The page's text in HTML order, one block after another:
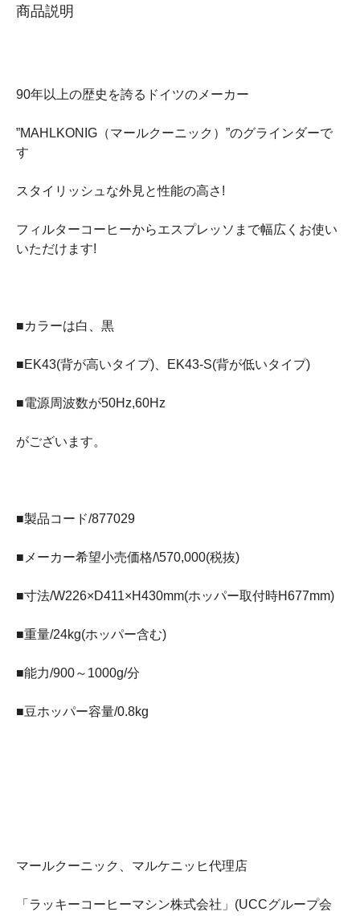
商品説明
90年以上の歴史を誇るドイツのメーカー
”MAHLKONIG（マールクーニック）”のグラインダーで
す
スタイリッシュな外見と性能の高さ!
フィルターコーヒーからエスプレッソまで幅広くお使い
いただけます!
■カラーは白、黒
■EK43(背が高いタイプ)、EK43-S(背が低いタイプ)
■電源周波数が50Hz,60Hz
がございます。
■製品コード/877029
■メーカー希望小売価格/\570,000(税抜)
■寸法/W226×D411×H430mm(ホッパー取付時H677mm)
■重量/24kg(ホッパー含む)
■能力/900～1000g/分
■豆ホッパー容量/0.8kg
マールクーニック、マルケニッヒ代理店
「ラッキーコーヒーマシン株式会社」(UCCグループ会